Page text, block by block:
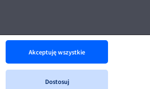
Akceptuję wszystkie
Dostosuj